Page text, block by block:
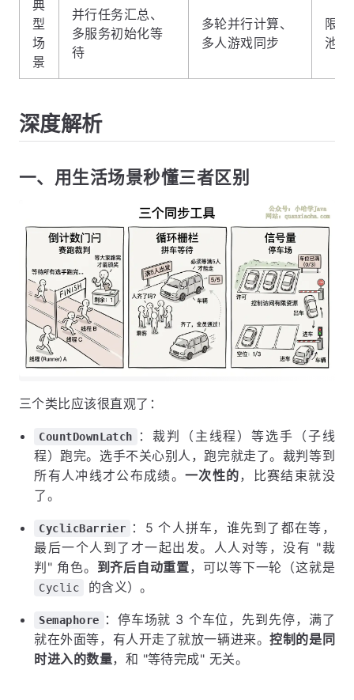
典
型
场
景
并行任务汇总、
多服务初始化等
待
多轮并行计算、
多人游戏同步
限
池、
深度解析
一、用生活场景秒懂三者区别
三个类比应该很直观了：
CountDownLatch
：裁判（主线程）等选手（子线
程）跑完。选手不关心别人，跑完就走了。裁判等到
所有人冲线才公布成绩。一次性的，比赛结束就没
了。
CyclicBarrier
：5 个人拼车，谁先到了都在等，
最后一个人到了才一起出发。人人对等，没有 "裁
判" 角色。 到齐后自动重置，可以等下一轮（这就是
Cyclic 的含义）。
Semaphore
：停车场就 3 个车位，先到先停，满了
就在外面等，有人开走了就放一辆进来。控制的是同
时进入的数量，和 "等待完成" 无关。